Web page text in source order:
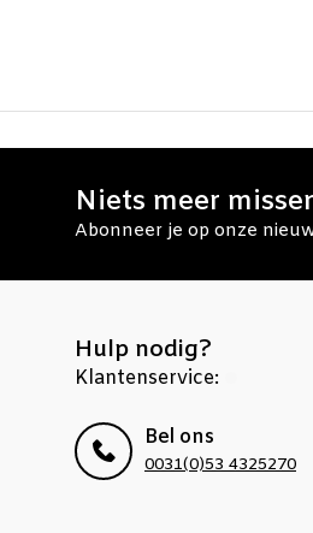
Niets meer
Abonneer je op onze
Hulp nodig?
Klantenservice:
Bel ons
0031(0)53 4325270